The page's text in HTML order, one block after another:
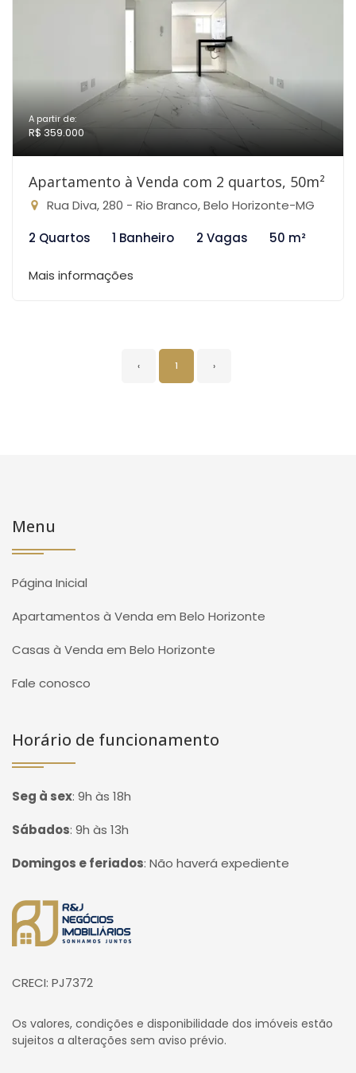
A partir de:
R$ 359.000
Apartamento à Venda com 2 quartos, 50m²
Rua Diva, 280 - Rio Branco, Belo Horizonte-MG
2 Quartos
1 Banheiro 2 Vagas 50 m²
Mais informações
‹ 1 ›
Menu
Página Inicial
Apartamentos à Venda em Belo Horizonte
Casas à Venda em Belo Horizonte
Fale conosco
Horário de funcionamento
Seg à sex: 9h às 18h
Sábados: 9h às 13h
Domingos e feriados: Não haverá expediente
Página inicial
CRECI: PJ7372
Os valores, condições e disponibilidade dos imóveis estão
sujeitos a alterações sem aviso prévio.